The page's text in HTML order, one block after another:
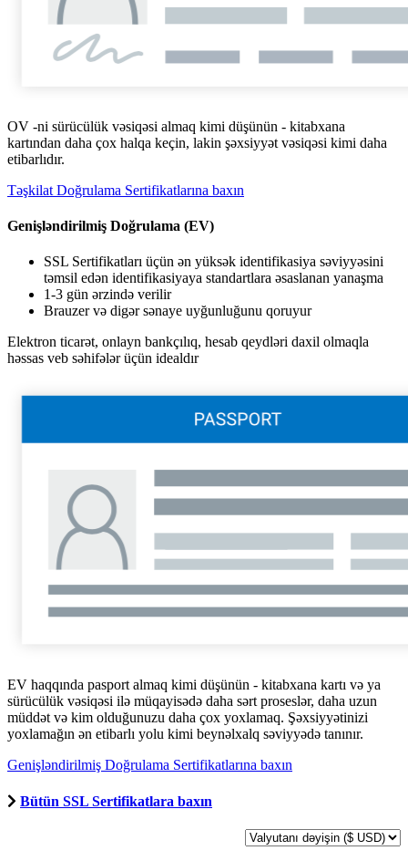
OV -ni sürücülük vəsiqəsi almaq kimi düşünün - kitabxana
kartından daha çox halqa keçin, lakin şəxsiyyət vəsiqəsi kimi daha
etibarlıdır.
Təşkilat Doğrulama Sertifikatlarına baxın
Genişləndirilmiş Doğrulama (EV)
SSL Sertifikatları üçün ən yüksək identifikasiya səviyyəsini
təmsil edən identifikasiyaya standartlara əsaslanan yanaşma
1-3 gün ərzində verilir
Brauzer və digər sənaye uyğunluğunu qoruyur
Elektron ticarət, onlayn bankçılıq, hesab qeydləri daxil olmaqla
həssas veb səhifələr üçün idealdır
EV haqqında pasport almaq kimi düşünün - kitabxana kartı və ya
sürücülük vəsiqəsi ilə müqayisədə daha sərt proseslər, daha uzun
müddət və kim olduğunuzu daha çox yoxlamaq. Şəxsiyyətinizi
yoxlamağın ən etibarlı yolu kimi beynəlxalq səviyyədə tanınır.
Genişləndirilmiş Doğrulama Sertifikatlarına baxın
Bütün SSL Sertifikatlara baxın